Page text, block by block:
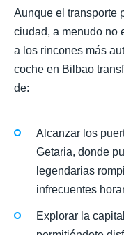
Aunque el transporte
ciudad, a menudo no
a los rincones más
coche en Bilbao
de:
Alcanzar los
Getaria, donde
legendarias
infrecuentes
Explorar la